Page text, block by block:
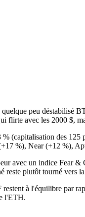
peu déstabilisé
flirte avec les 2000 $,
des
%), Near (+12 %),
avec un indice Fear &
plutôt tourné
à l'équilibre par
l'ETH.